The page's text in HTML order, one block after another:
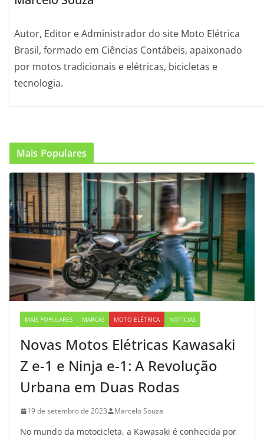
Autor, Editor e Administrador do site Moto Elétrica
Brasil, formado em Ciências Contábeis, apaixonado
por motos tradicionais e elétricas, bicicletas e
tecnologia.
Mais Populares
MAIS POPULARES MARCAS MOTO ELÉTRICA NOTÍCIAS
Novas Motos Elétricas Kawasaki
Z e-1 e Ninja e-1: A Revolução
Urbana em Duas Rodas
19 de setembro de 2023 Marcelo Souza
No mundo da motocicleta, a Kawasaki é conhecida por